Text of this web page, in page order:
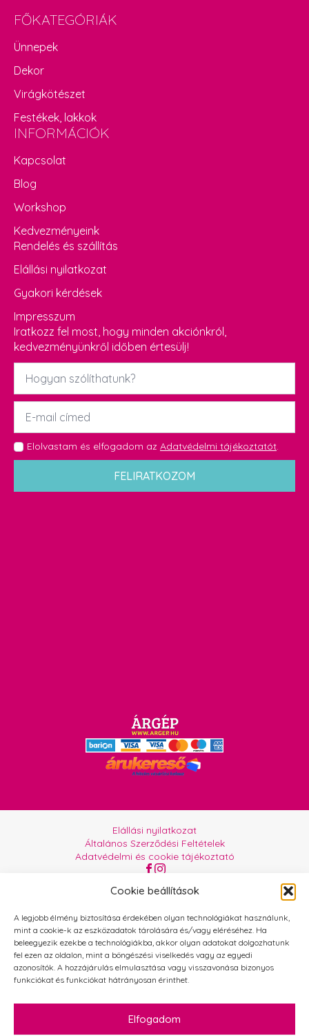
Cookie beállítások
A legjobb élmény biztosítása érdekében olyan technológiákat használunk,
mint a cookie-k az eszközadatok tárolására és/vagy eléréséhez. Ha
beleegyezik ezekbe a technológiákba, akkor olyan adatokat dolgozhatunk
fel ezen az oldalon, mint a böngészési viselkedés vagy az egyedi
azonosítók. A hozzájárulás elmulasztása vagy visszavonása bizonyos
funkciókat és funkciókat hátrányosan érinthet.
Elfogadom
FŐKATEGÓRIÁK
Ünnepek
Dekor
Virágkötészet
Festékek, lakkok
INFORMÁCIÓK
Kapcsolat
Blog
Workshop
Kedvezményeink
Rendelés és szállítás
Elállási nyilatkozat
Gyakori kérdések
Impresszum
Iratkozz fel most, hogy minden akciónkról,
kedvezményünkről időben értesülj!
Név
Email
GDPR
*
Elolvastam és elfogadom az Adatvédelmi tájékoztatót.
FELIRATKOZOM
Elállási nyilatkozat
Általános Szerződési Feltételek
Adatvédelmi és cookie tájékoztató